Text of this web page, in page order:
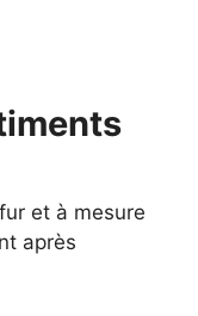
et à mesure
après